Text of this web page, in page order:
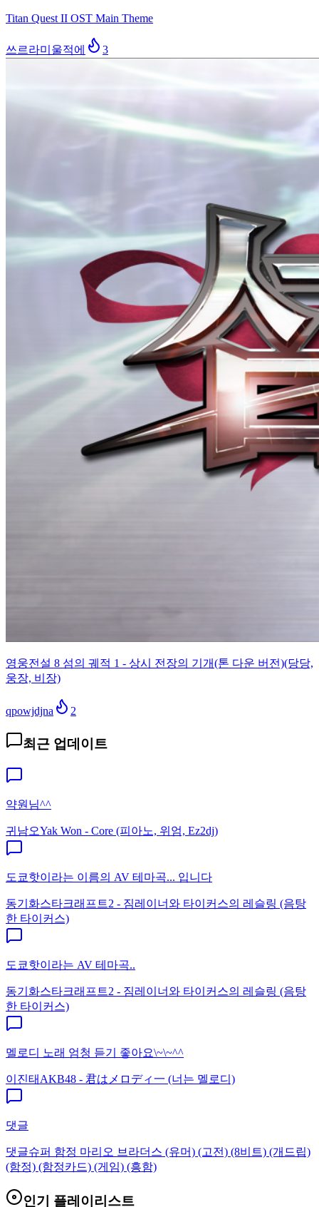
Titan Quest II OST Main Theme
쓰르라미울적에 3
영웅전설 8 섬의 궤적 1 - 상시 전장의 기개(톤 다운 버전)(당당,
웅장, 비장)
qpowjdjna 2
최근 업데이트
약원님^^
귀남오Yak Won - Core (피아노, 위엄, Ez2dj)
도쿄핫이라는 이름의 AV 테마곡... 입니다
동기화스타크래프트2 - 짐레이너와 타이커스의 레슬링 (음탕
한 타이커스)
도쿄핫이라는 AV 테마곡..
동기화스타크래프트2 - 짐레이너와 타이커스의 레슬링 (음탕
한 타이커스)
멜로디 노래 엄청 듣기 좋아요\~\~^^
이진태 AKB48 - 君はメロディ一 (너는 멜로디)
댓글
댓글슈퍼 함정 마리오 브라더스 (유머) (고전) (8비트) (개드립)
(함정) (함정카드) (게임) (흥함)
인기 플레이리스트